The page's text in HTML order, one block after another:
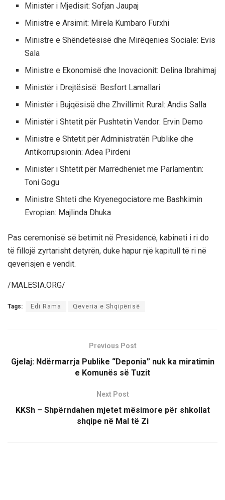
Ministër i Mjedisit: Sofjan Jaupaj
Ministre e Arsimit: Mirela Kumbaro Furxhi
Ministre e Shëndetësisë dhe Mirëqenies Sociale: Evis
Sala
Ministre e Ekonomisë dhe Inovacionit: Delina Ibrahimaj
Ministër i Drejtësisë: Besfort Lamallari
Ministër i Bujqësisë dhe Zhvillimit Rural: Andis Salla
Ministër i Shtetit për Pushtetin Vendor: Ervin Demo
Ministre e Shtetit për Administratën Publike dhe
Antikorrupsionin: Adea Pirdeni
Ministër i Shtetit për Marrëdhëniet me Parlamentin:
Toni Gogu
Ministre Shteti dhe Kryenegociatore me Bashkimin
Evropian: Majlinda Dhuka
Pas ceremonisë së betimit në Presidencë, kabineti i ri do
të fillojë zyrtarisht detyrën, duke hapur një kapitull të ri në
qeverisjen e vendit.
/MALESIA.ORG/
Tags: Edi Rama Qeveria e Shqipërisë
Previous Post
Gjelaj: Ndërmarrja Publike “Deponia” nuk ka miratimin
e Komunës së Tuzit
Next Post
KKSh – Shpërndahen mjetet mësimore për shkollat
shqipe në Mal të Zi